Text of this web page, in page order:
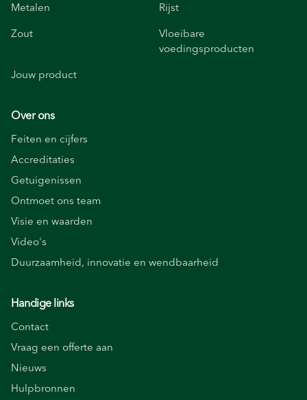
Metalen
Rijst
Zout
Vloeibare
voedingsproducten
Jouw product
Over ons
Feiten en cijfers
Accreditaties
Getuigenissen
Ontmoet ons team
Visie en waarden
Video's
Duurzaamheid, innovatie en wendbaarheid
Handige links
Contact
Vraag een offerte aan
Nieuws
Hulpbronnen